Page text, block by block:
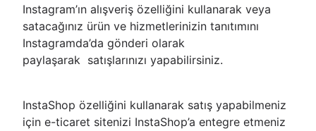
Instagram’ın alışveriş özelliğini kullanarak veya
satacağınız ürün ve hizmetlerinizin tanıtımını
Instagramda’da gönderi olarak
paylaşarak satışlarınızı yapabilirsiniz.
InstaShop özelliğini kullanarak satış yapabilmeniz
için e-ticaret sitenizi InstaShop’a entegre etmeniz